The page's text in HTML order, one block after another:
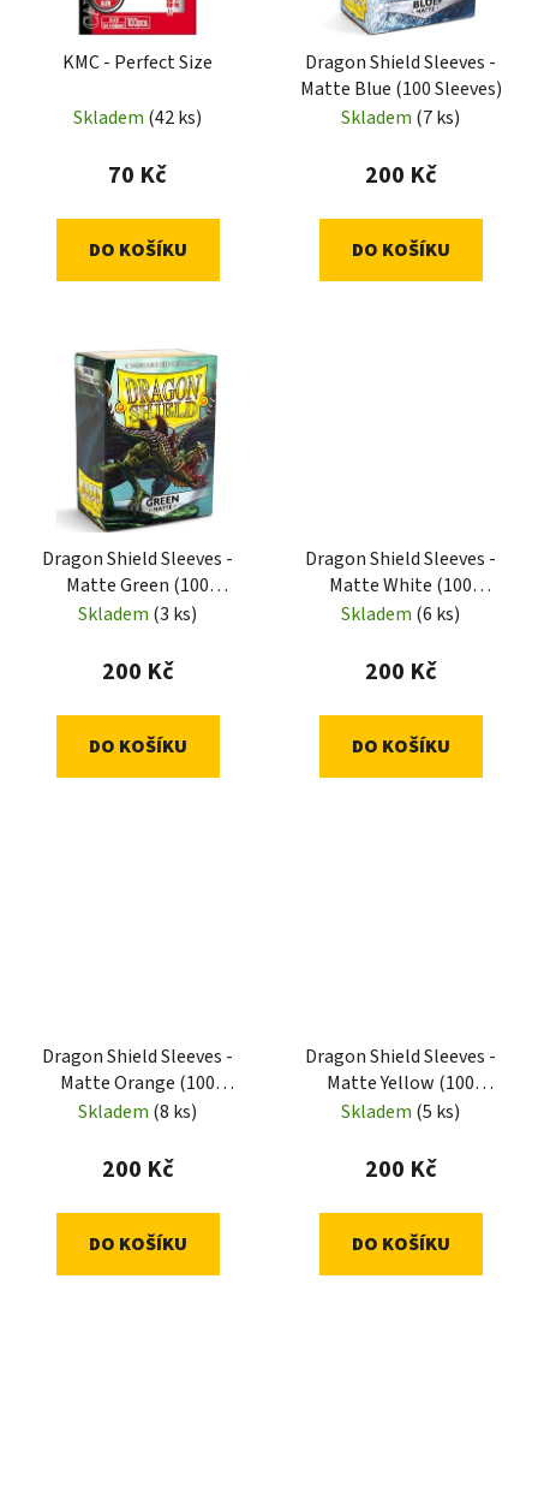
KMC - Perfect Size
Skladem (42 ks)
70 Kč
DO KOŠÍKU
Dragon Shield Sleeves -
Matte Blue (100 Sleeves)
Skladem (7 ks)
200 Kč
DO KOŠÍKU
Dragon Shield Sleeves -
Matte Green (100
Sleeves)
Skladem (3 ks)
200 Kč
DO KOŠÍKU
Dragon Shield Sleeves -
Matte White (100
Sleeves)
Skladem (6 ks)
200 Kč
DO KOŠÍKU
Dragon Shield Sleeves -
Matte Orange (100
Sleeves)
Skladem (8 ks)
200 Kč
DO KOŠÍKU
Dragon Shield Sleeves -
Matte Yellow (100
Sleeves)
Skladem (5 ks)
200 Kč
DO KOŠÍKU